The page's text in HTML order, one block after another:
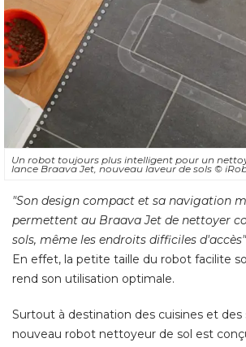
Un robot toujours plus intelligent pour un
lance Braava Jet, nouveau laveur de sols ©
"Son design compact et sa navigation
permettent au Braava Jet de nettoyer
sols, même les endroits difficiles d'accès"
En effet, la petite taille du robot facilite
rend son utilisation optimale.
Surtout à destination des cuisines et des
nouveau robot nettoyeur de sol est